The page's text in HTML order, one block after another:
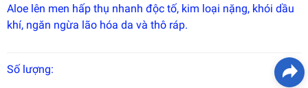
Aloe lên men hấp thụ nhanh độc tố, kim loại nặng, khói dầu
khí, ngăn ngừa lão hóa da và thô ráp.
Số lượng: